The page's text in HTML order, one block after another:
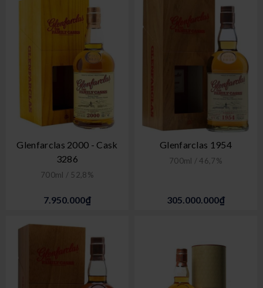
Glenfarclas 2000 - Cask
3286
700ml / 52,8%
7.950.000₫
Glenfarclas 1954
700ml / 46,7%
305.000.000₫